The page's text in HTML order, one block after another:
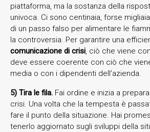
piattaforma, ma la sostanza della
univoca. Ci sono centinaia, forse
di un passo falso per alimentare le
la controversia. Per garantire una
comunicazione di crisi, ciò che viene
deve essere coerente con ciò che
media o con i dipendenti dell’azienda.
5) Tira le fila. Fai ordine e inizia a
crisi. Una volta che la tempesta è
fare il punto della situazione. Hai
tenerlo aggiornato sugli sviluppi della